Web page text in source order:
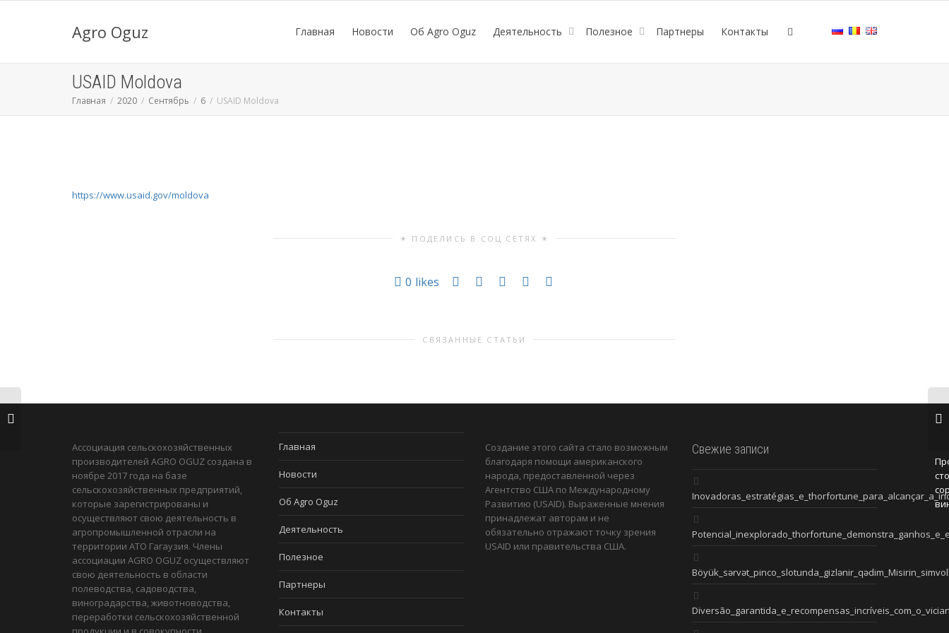
Agro Oguz Главная Новости Об Agro Oguz Деятельность Полезное Партнеры Контакты
USAID Moldova
Главная 2020 Сентябрь 6 USAID Moldova
https://www.usaid.gov/moldova
☀ ПОДЕЛИСЬ В СОЦ СЕТЯХ ☀
0 likes
СВЯЗАННЫЕ СТАТЬИ
Ассоциация сельскохозяйственных
производителей AGRO OGUZ создана в
ноябре 2017 года на базе
сельскохозяйственных предприятий,
которые зарегистрированы и
осуществляют свою деятельность в
агропромышленной отрасли на
территории АТО Гагаузия. Члены
ассоциации AGRO OGUZ осуществляют
свою деятельность в области
полеводства, садоводства,
виноградарства, животноводства,
переработки сельскохозяйственной
Главная
Новости
Об Agro Oguz
Деятельность
Полезное
Партнеры
Контакты
Создание этого сайта стало возможным
благодаря помощи американского
народа, предоставленной через
Агентство США по Международному
Развитию (USAID). Выраженные мнения
принадлежат авторам и не
обязательно отражают точку зрения
USAID или правительства США.
Свежие записи